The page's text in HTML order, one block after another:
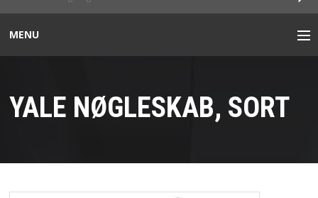
MENU
DØRLUKKERE
YALE NØGLESKAB, SORT